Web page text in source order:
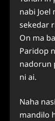
nabi
sekedar
On ma
Paridop
nadorun
ni ai.
Naha
mandilo